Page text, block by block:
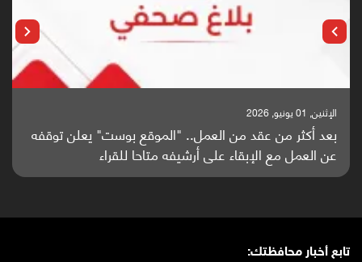
الإثنين, 25 مايو, 2026
باحثون من اليمن يدخلون سباق أبحاث ألزهايمر بدراسة
واعدة منشورة عالميا (ترجمة)
تابع أخبار محافظتك: